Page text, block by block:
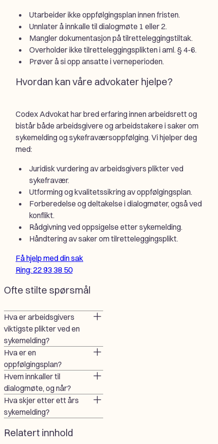
Utarbeider ikke oppfølgingsplan innen fristen.
Unnlater å innkalle til dialogmøte 1 eller 2.
Mangler dokumentasjon på tilretteleggingstiltak.
Overholder ikke tilretteleggingsplikten i aml. § 4-6.
Prøver å si opp ansatte i verneperioden.
Hvordan kan våre advokater hjelpe?
Codex Advokat har bred erfaring innen arbeidsrett og
bistår både arbeidsgivere og arbeidstakere i saker om
sykemelding og sykefraværsoppfølging. Vi hjelper deg
med:
Juridisk vurdering av arbeidsgivers plikter ved
sykefravær.
Utforming og kvalitetssikring av oppfølgingsplan.
Forberedelse og deltakelse i dialogmøter, også ved
konflikt.
Rådgivning ved oppsigelse etter sykemelding.
Håndtering av saker om tilretteleggingsplikt.
Få hjelp med din sak
Ring: 22 93 38 50
Ofte stilte spørsmål
Hva er arbeidsgivers
viktigste plikter ved en
sykemelding?
Hva er en
oppfølgingsplan?
Hvem innkaller til
dialogmøte, og når?
Hva skjer etter ett års
sykemelding?
Relatert innhold